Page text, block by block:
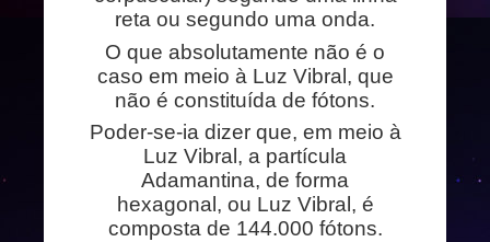
reta ou segundo uma onda.
O que absolutamente não é o
caso em meio à Luz Vibral, que
não é constituída de fótons.
Poder-se-ia dizer que, em meio à
Luz Vibral, a partícula
Adamantina, de forma
hexagonal, ou Luz Vibral, é
composta de 144.000 fótons.